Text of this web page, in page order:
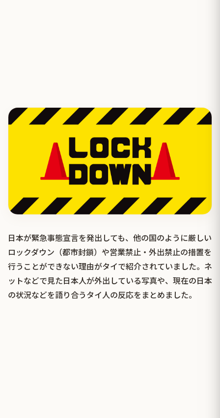
日本が緊急事態宣言を発出しても、他の国のように厳しい
ロックダウン（都市封鎖）や営業禁止・外出禁止の措置を
行うことができない理由がタイで紹介されていました。ネ
ットなどで見た日本人が外出している写真や、現在の日本
の状況などを語り合うタイ人の反応をまとめました。